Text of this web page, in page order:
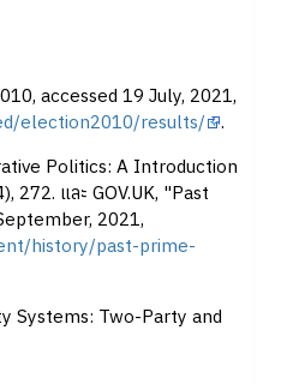
accessed 19 July, 2021,
election2010/results/ .
Politics: A Introduction
272. และ GOV.UK, "Past
2021,
history/past-prime-
Systems: Two-Party and